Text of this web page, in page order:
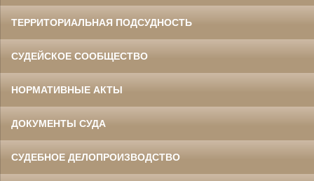
ТЕРРИТОРИАЛЬНАЯ ПОДСУДНОСТЬ
СУДЕЙСКОЕ СООБЩЕСТВО
НОРМАТИВНЫЕ АКТЫ
ДОКУМЕНТЫ СУДА
СУДЕБНОЕ ДЕЛОПРОИЗВОДСТВО